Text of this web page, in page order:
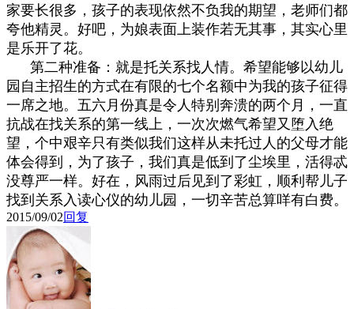
家要长很多，孩子的表现依然不负我的期望，老师们都
夸他精灵。好吧，为娘表面上装作若无其事，其实心里
是乐开了花。
第二种准备：就是托关系找人情。希望能够以幼儿
园自主招生的方式在有限的七个名额中为我的孩子征得
一席之地。五六月份真是令人特别奔溃的两个月，一直
抗战在找关系的第一线上，一次次燃气希望又堕入绝
望，个中艰辛只有类似我们这样从未托过人的父母才能
体会得到，为了孩子，我们真是低到了尘埃里，活得忒
没尊严一样。好在，风雨过后见到了彩虹，顺利帮儿子
找到关系入读心仪的幼儿园，一切辛苦总算咩有白费。
2015/09/02回复